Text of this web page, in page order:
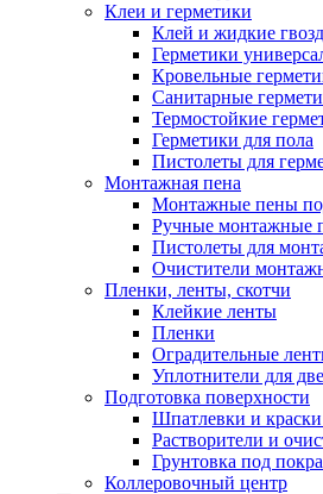
Клеи и герметики
Клей и жидкие
Герметики
Кровельные
Санитарные
Термостойкие
Герметики для пола
Пистолеты для
Монтажная пена
Монтажные пены
Ручные монтажные
Пистолеты для
Очистители
Пленки, ленты, скотчи
Клейкие ленты
Пленки
Оградительные
Уплотнители для
Подготовка поверхности
Шпатлевки и краски
Растворители и
Грунтовка под
Коллеровочный центр